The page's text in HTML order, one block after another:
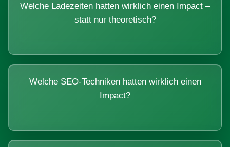
Welche Ladezeiten hatten wirklich einen Impact –
statt nur theoretisch?
Welche SEO-Techniken hatten wirklich einen
Impact?